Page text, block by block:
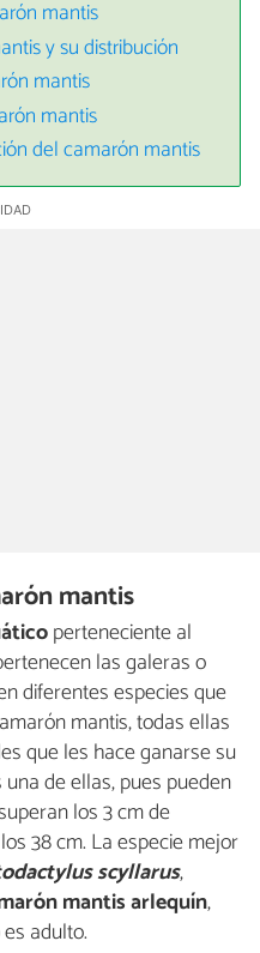
mantis
y su distribución
mantis
mantis
del camarón mantis
mantis
perteneciente al
las galeras o
diferentes especies que
mantis, todas ellas
que les hace ganarse su
de ellas, pues pueden
los 3 cm de
38 cm. La especie mejor
scyllarus,
mantis arlequín,
adulto.